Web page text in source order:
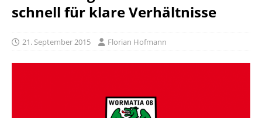
schnell für klare Verhältnisse
21. September 2015 Florian Hofmann